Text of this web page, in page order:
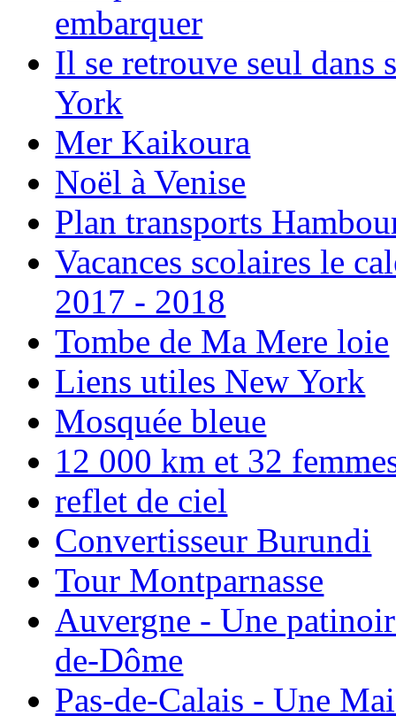
embarquer
Il se retrouve seul dans
York
Mer Kaikoura
Noël à Venise
Plan transports
Vacances scolaires le
2017 - 2018
Tombe de Ma Mere loie
Liens utiles New York
Mosquée bleue
12 000 km et 32
reflet de ciel
Convertisseur Burundi
Tour Montparnasse
Auvergne - Une
de-Dôme
Pas-de-Calais - Une